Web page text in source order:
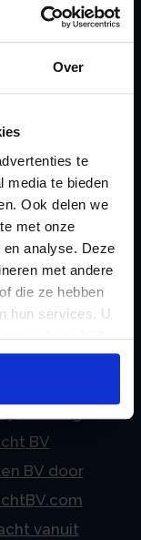
Over
te
media te bieden
Ook delen we
met onze
analyse. Deze
met andere
die ze hebben
hun services. U
website blijft
opstellen
de BV
Pensioen BV
BV
Stamrecht
BV
BV door
vanuit